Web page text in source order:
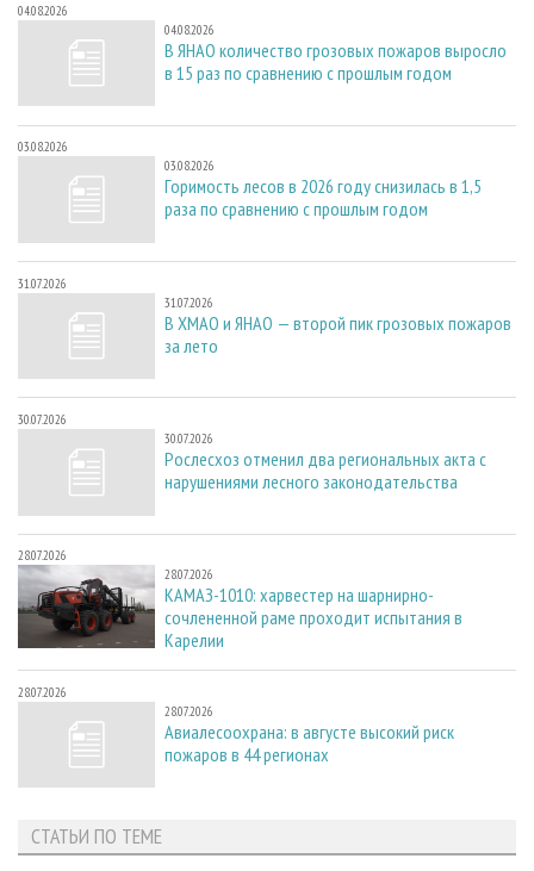
04.08.2026
04.08.2026
В ЯНАО количество грозовых пожаров выросло
в 15 раз по сравнению с прошлым годом
03.08.2026
03.08.2026
Горимость лесов в 2026 году снизилась в 1,5
раза по сравнению с прошлым годом
31.07.2026
31.07.2026
В ХМАО и ЯНАО — второй пик грозовых пожаров
за лето
30.07.2026
30.07.2026
Рослесхоз отменил два региональных акта с
нарушениями лесного законодательства
28.07.2026
28.07.2026
КАМАЗ-1010: харвестер на шарнирно-
сочлененной раме проходит испытания в
Карелии
28.07.2026
28.07.2026
Авиалесоохрана: в августе высокий риск
пожаров в 44 регионах
СТАТЬИ ПО ТЕМЕ